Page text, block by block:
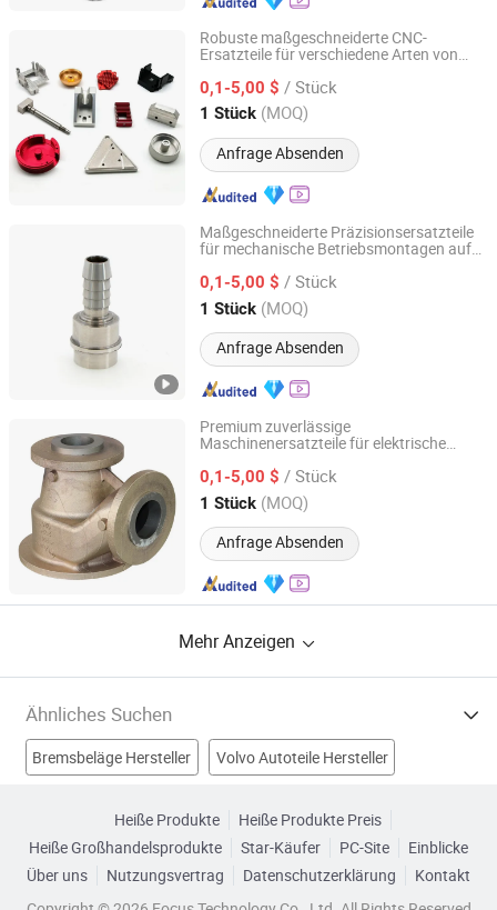
Robuste maßgeschneiderte CNC-
Ersatzteile für verschiedene Arten von
verkaufen
0,1-5,00 $ / Stück
1 Stück (MOQ)
Anfrage Absenden
Qingdao Kaijiadi Machinery Technology Co., Ltd.
Shandong, China Seit 2026
Maßgeschneiderte Präzisionsersatzteile
für mechanische Betriebsmontagen auf
0,1-5,00 $ / Stück
1 Stück (MOQ)
Anfrage Absenden
Qingdao Kaijiadi Machinery Technology Co., Ltd.
Shandong, China Seit 2026
Premium zuverlässige
Maschinenersatzteile für elektrische
0,1-5,00 $ / Stück
1 Stück (MOQ)
Anfrage Absenden
Qingdao Kaijiadi Machinery Technology Co., Ltd.
Shandong, China Seit 2026
Mehr Anzeigen
Ähnliches Suchen
Bremsbeläge Hersteller Volvo Autoteile Hersteller
Autoersatzteile Pumpe Hersteller
Heiße Produkte
Heiße Produkte Preis
Heiße Großhandelsprodukte
Star-Käufer PC-Site
Einblicke
Über uns
Nutzungsvertrag Datenschutzerklärung
Kontakt